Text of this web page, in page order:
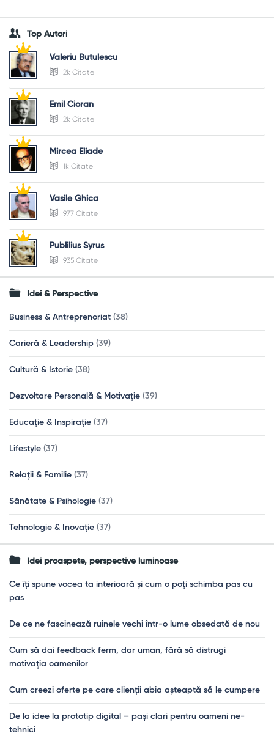
Top Autori
Valeriu Butulescu
2k Citate
Emil Cioran
2k Citate
Mircea Eliade
1k Citate
Vasile Ghica
977 Citate
Publilius Syrus
935 Citate
Idei & Perspective
Business & Antreprenoriat (38)
Carieră & Leadership (39)
Cultură & Istorie (38)
Dezvoltare Personală & Motivație (39)
Educație & Inspirație (37)
Lifestyle (37)
Relații & Familie (37)
Sănătate & Psihologie (37)
Tehnologie & Inovație (37)
Idei proaspete, perspective luminoase
Ce îți spune vocea ta interioară și cum o poți schimba pas cu
pas
De ce ne fascinează ruinele vechi într-o lume obsedată de nou
Cum să dai feedback ferm, dar uman, fără să distrugi
motivația oamenilor
Cum creezi oferte pe care clienții abia așteaptă să le cumpere
De la idee la prototip digital – pași clari pentru oameni ne-
tehnici